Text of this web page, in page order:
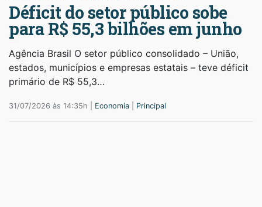
Déficit do setor público sobe
para R$ 55,3 bilhões em junho
Agência Brasil O setor público consolidado – União,
estados, municípios e empresas estatais – teve déficit
primário de R$ 55,3…
31/07/2026 às 14:35h | Economia Principal